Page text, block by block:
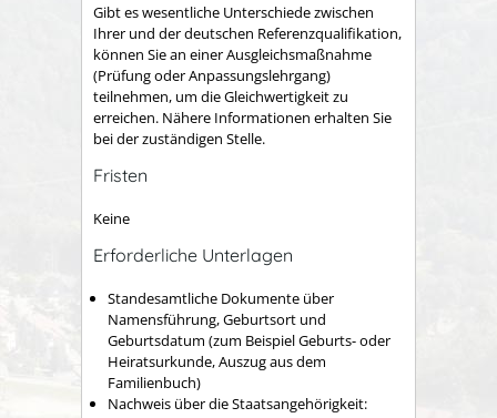
Gibt es wesentliche Unterschiede zwischen
Ihrer und der deutschen Referenzqualifikation,
können Sie an einer Ausgleichsmaßnahme
(Prüfung oder Anpassungslehrgang)
teilnehmen, um die Gleichwertigkeit zu
erreichen. Nähere Informationen erhalten Sie
bei der zuständigen Stelle.
Fristen
Keine
Erforderliche Unterlagen
Standesamtliche Dokumente über
Namensführung, Geburtsort und
Geburtsdatum (zum Beispiel Geburts- oder
Heiratsurkunde, Auszug aus dem
Familienbuch)
Nachweis über die Staatsangehörigkeit: